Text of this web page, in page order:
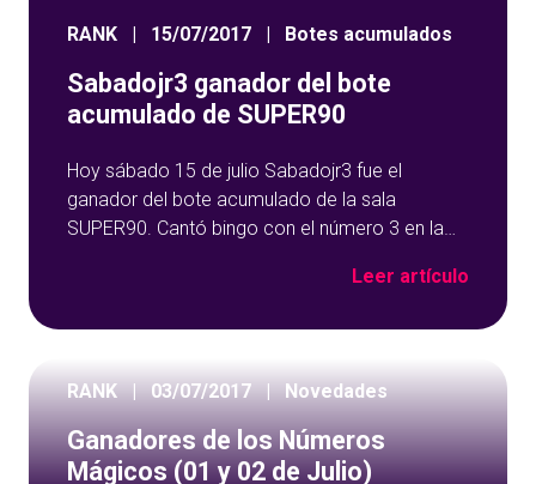
RANK 15/07/2017 Botes acumulados
Sabadojr3 ganador del bote
acumulado de SUPER90
Hoy sábado 15 de julio Sabadojr3 fue el
ganador del bote acumulado de la sala
SUPER90. Cantó bingo con el número 3 en la
fueron para Madrid. ¡Enhorabuena al ganador
y disfruta en nuestras salas de
Leer artículo
RANK | 03/07/2017 | Novedades
Ganadores de los Números
Mágicos (01 y 02 de Julio)